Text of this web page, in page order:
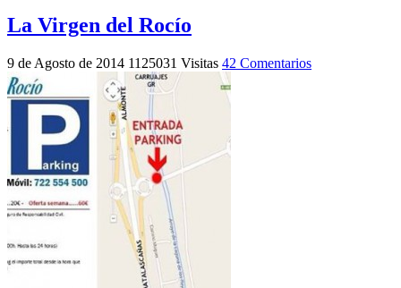
La Virgen del Rocío
9 de Agosto de 2014 1125031 Visitas 42 Comentarios